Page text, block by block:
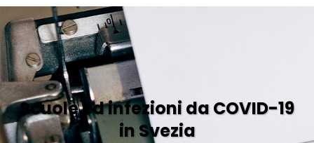
Scuole ed infezioni da COVID-19
in Svezia